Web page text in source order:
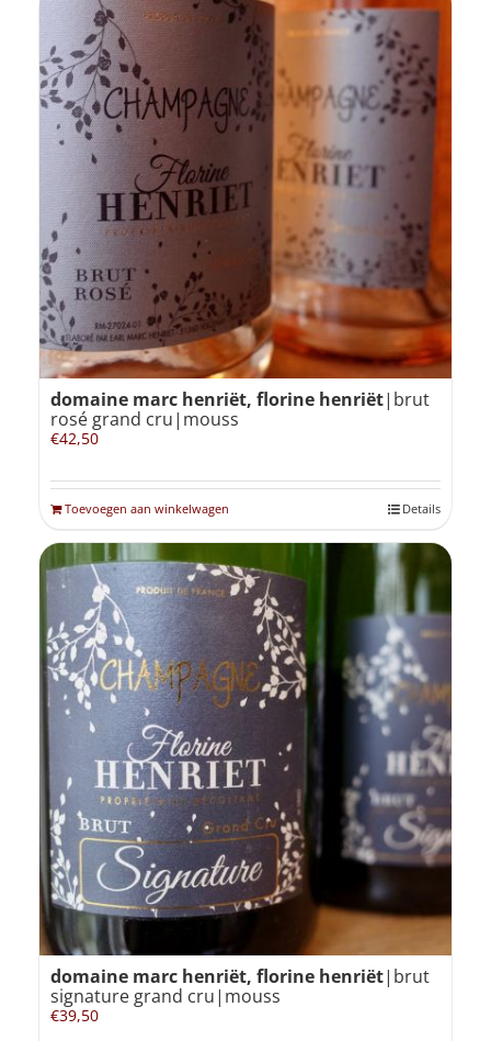
domaine marc henriët, florine henriët|brut
rosé grand cru|mouss
€42,50
Toevoegen aan winkelwagen Details
domaine marc henriët, florine henriët|brut
signature grand cru|mouss
€39,50